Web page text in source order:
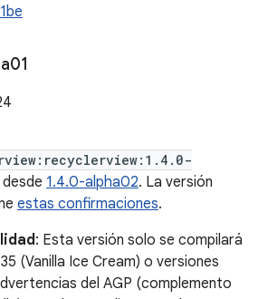
1.4.0-alpha02. La versión
estas confirmaciones.
: Esta versión solo se compilará
(Vanilla Ice Cream) o versiones
del AGP (complemento